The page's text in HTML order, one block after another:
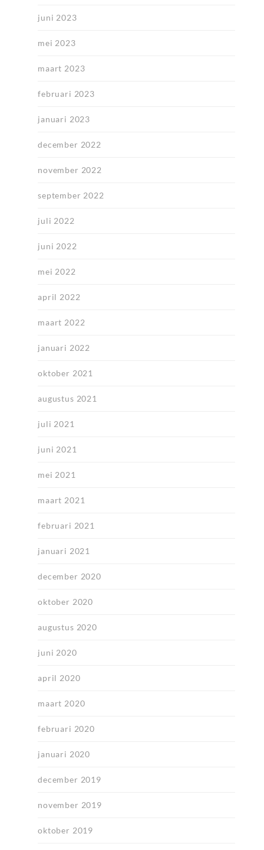
juni 2023
mei 2023
maart 2023
februari 2023
januari 2023
december 2022
november 2022
september 2022
juli 2022
juni 2022
mei 2022
april 2022
maart 2022
januari 2022
oktober 2021
augustus 2021
juli 2021
juni 2021
mei 2021
maart 2021
februari 2021
januari 2021
december 2020
oktober 2020
augustus 2020
juni 2020
april 2020
maart 2020
februari 2020
januari 2020
december 2019
november 2019
oktober 2019